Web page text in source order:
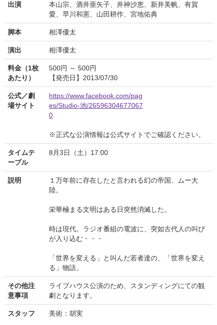
出演
本山宗、酒井亜矢子、井神沙恵、新井美帆、有賀
愛、早川和憲、山田耕作、宮地佑典
脚本 相澤優太
演出 相澤優太
料金（1枚
あたり）
500円 ～ 500円
【発売日】2013/07/30
公式／劇
場サイト
https://www.facebook.com/pag
es/Studio-池/26596304677067
0
※正式な公演情報は公式サイトでご確認ください。
タイムテ
ーブル
8月3日（土）17:00
説明
１万年前に存在したと言われる幻の帝国、ムー大
陸。
栄華極まる文明はある日突然消滅した。
時は現代。ラジオ番組の電波に、突如古代人の叫び
が入り込む・・・
「世界を変える」と叫んだ若者達の、「世界を変え
る」物語。
その他注
意事項
ライブハウス公演のため、スタンディングにての観
劇となります。
スタッフ 美術：胡実